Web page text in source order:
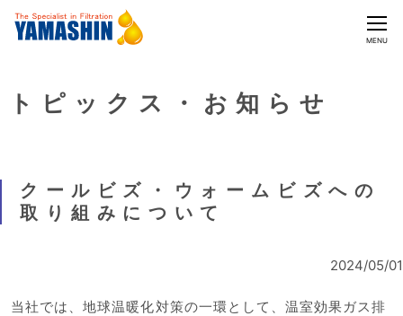
CLOSE
MENU
トピックス・お知らせ
クールビズ・ウォームビズへの
取り組みについて
2024/05/01
当社では、地球温暖化対策の一環として、温室効果ガス排